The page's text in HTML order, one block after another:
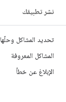
نشر تطبيقك
تحديد المشاكل وحلّها
المشاكل المعروفة
الإبلاغ عن خطأ